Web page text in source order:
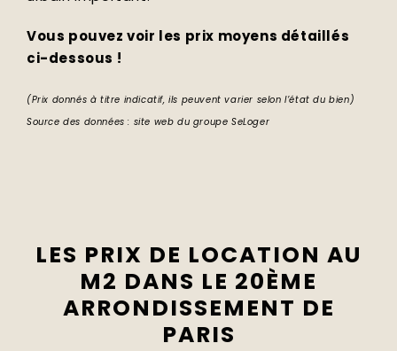
Vous pouvez voir les prix moyens détaillés
ci-dessous !
(Prix donnés à titre indicatif, ils peuvent varier selon l’état du bien)
Source des données : site web du groupe SeLoger
LES PRIX DE LOCATION AU
M2 DANS LE 20ÈME
ARRONDISSEMENT DE
PARIS